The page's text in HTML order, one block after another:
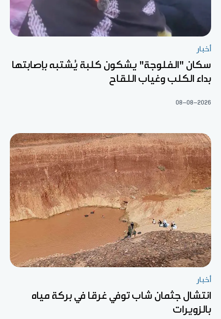
أخبار
سكان "الفلوجة" يشكون كلبة يُشتبه بإصابتها
بداء الكلب وغياب اللقاح
08-08-2026
أخبار
انتشال جثمان شاب توفي غرقا في بركة مياه
بالزويرات